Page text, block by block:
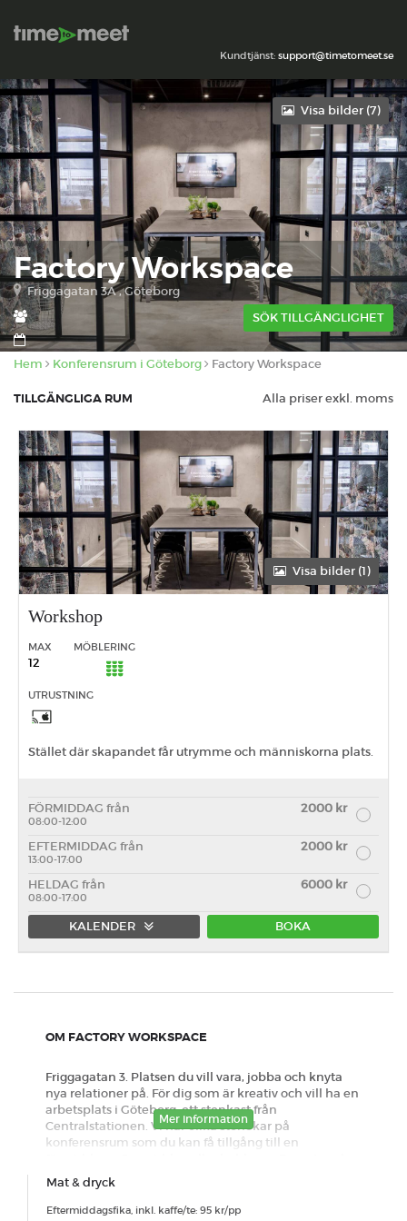
Kundtjänst: support@timetomeet.se
Visa bilder (7)
Factory Workspace
Friggagatan 3A , Göteborg
SÖK TILLGÄNGLIGHET
Hem Konferensrum i Göteborg Factory Workspace
Alla priser exkl. moms
TILLGÄNGLIGA RUM
Visa bilder (1)
Workshop
MAX
12
MÖBLERING
UTRUSTNING
Stället där skapandet får utrymme och människorna plats.
FÖRMIDDAG från 2000 kr
08:00-12:00
EFTERMIDDAG från 2000 kr
13:00-17:00
HELDAG från 6000 kr
08:00-17:00
KALENDER BOKA
OM FACTORY WORKSPACE
Friggagatan 3. Platsen du vill vara, jobba och knyta
nya relationer på. För dig som är kreativ och vill ha en
arbetsplats i Göteborg, ett stenkast från
Centralstationen. Vi har olika storlekar på
konferensrum som du kan få tillgång till en
vi en studio för dig som gillar att prodda med toner,
ljud, bild och film. Vill du sätta guldkant på tillvaron
finns det möjlighet att få en smarrig Frukost, Lunch
Mer information
Mat & dryck
Eftermiddagsfika, inkl. kaffe/te: 95 kr/pp